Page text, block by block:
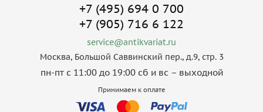
+7 (495) 694 0 700
+7 (905) 716 6 122
service@antikvariat.ru
Москва, Большой Саввинский пер., д.9, стр. 3
пн-пт с 11:00 до 19:00 сб и вс – выходной
Принимаем к оплате